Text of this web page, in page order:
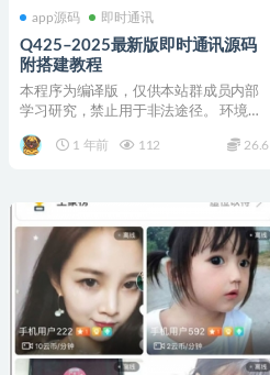
app源码 即时通讯
Q425–2025最新版即时通讯源码
附搭建教程
本程序为编译版，仅供本站群成员内部
学习研究，禁止用于非法途径。 环境
1 年前
112 26.6